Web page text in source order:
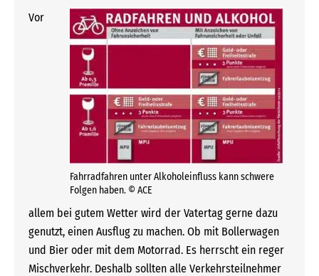
Fahrradfahren unter Alkoholeinfluss kann schwere
Folgen haben. © ACE
Vor
allem bei gutem Wetter wird der Vatertag gerne dazu
genutzt, einen Ausflug zu machen. Ob mit Bollerwagen
und Bier oder mit dem Motorrad. Es herrscht ein reger
Mischverkehr. Deshalb sollten alle Verkehrsteilnehmer